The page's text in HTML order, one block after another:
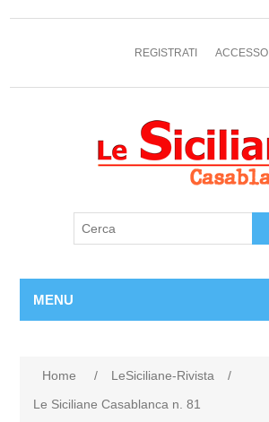
REGISTRATI ACCESSO
MENU
Home / LeSiciliane-Rivista
/
Le Siciliane Casablanca n. 81